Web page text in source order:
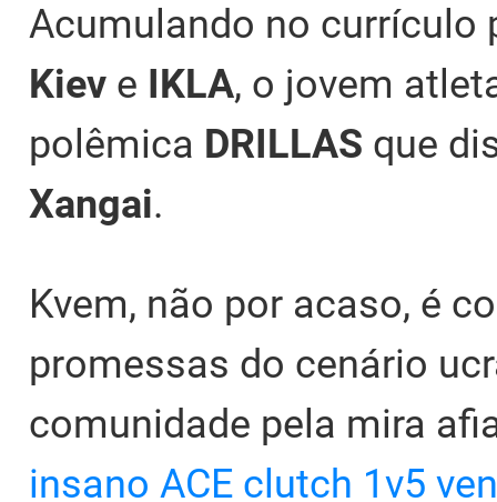
Acumulando no currículo
Kiev e IKLA, o jovem
polêmica DRILLAS que
Xangai.
Kvem, não por acaso, é
promessas do cenário
comunidade pela mira
insano ACE clutch 1v5